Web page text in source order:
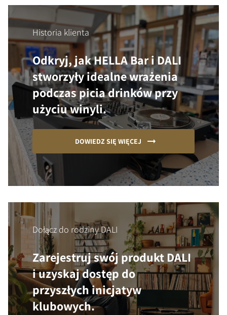
Historia klienta
Odkryj, jak HELLA Bar i DALI
stworzyły idealne wrażenia
podczas picia drinków przy
użyciu winyli.
DOWIEDZ SIĘ WIĘCEJ
Dołącz do rodziny DALI
Zarejestruj swój produkt DALI
i uzyskaj dostęp do
przyszłych inicjatyw
klubowych.